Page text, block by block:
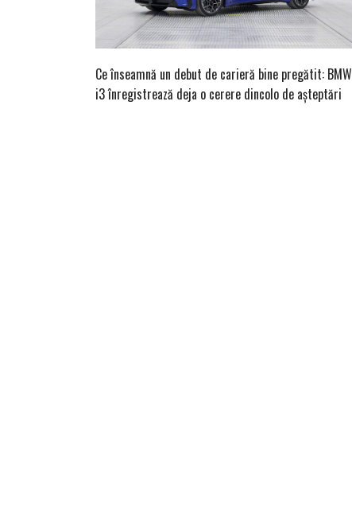
Ce înseamnă un debut de carieră bine pregătit: BMW
i3 înregistrează deja o cerere dincolo de așteptări